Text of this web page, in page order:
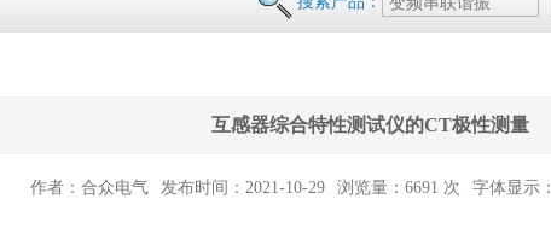
互感器综合特性测试仪的CT极性测量
作者：合众电气 发布时间：2021-10-29 浏览量：6691 次 字体显示：